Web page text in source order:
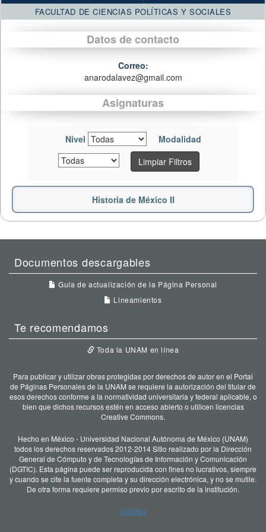
FACULTAD DE CIENCIAS POLÍTICAS Y SOCIALES
Datos de contacto
Correo:
anarodalavez@gmail.com
Asignaturas
Nivel
Modalidad
Limpiar Filtros
Historia de México II
Documentos descargables
Guía de actualización de la Página Personal
Lineamientos
Te recomendamos
Toda la UNAM en línea
Para publicar y utilizar obras protegidas por derechos de autor en el Portal
de Páginas Personales de la UNAM se requiere la autorización del titular de
esos derechos conforme a la normatividad universitaria y federal aplicable, o
bien que dichos recursos estén en acceso abierto o utilicen licencias
Creative Commons.
Hecho en México - Universidad Nacional Autónoma de México (UNAM)
todos los derechos reservados 2012-2014 Sitio realizado por la Dirección
General de Cómputo y de Tecnologías de Información y Comunicación
(DGTIC). Esta página puede ser reproducida con fines no lucrativos, siempre
y cuando se cite la fuente completa y su dirección electrónica, y no se mutile.
De otra forma requiere permiso previo por escrito de la institución.
Créditos